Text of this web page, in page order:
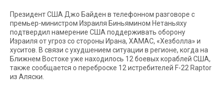
Президент США Джо Байден в телефонном разговоре с
премьер-министром Израиля Биньямином Нетаньяху
подтвердил намерение США поддерживать оборону
Израиля от угроз со стороны Ирана, ХАМАС, «Хезболла» и
хуситов. В связи с ухудшением ситуации в регионе, когда на
Ближнем Востоке уже находилось 12 боевых кораблей США,
также сообщается о переброске 12 истребителей F-22 Raptor
из Аляски.